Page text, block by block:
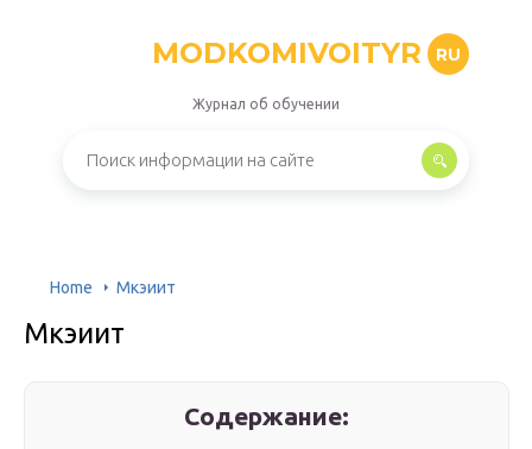
MODKOMIVOITYR RU
Журнал об обучении
Home Мкэиит
Мкэиит
Содержание: